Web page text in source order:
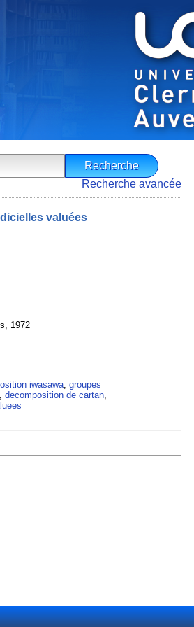
Recherche avancée
valuées
1972
iwasawa, groupes
, decomposition de cartan,